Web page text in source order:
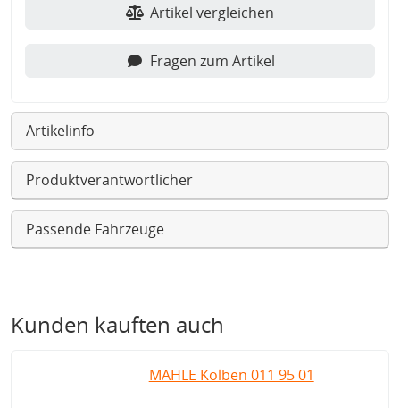
Artikel vergleichen
Fragen zum Artikel
Artikelinfo
Produktverantwortlicher
Passende Fahrzeuge
Kunden kauften auch
MAHLE Kolben 011 95 01